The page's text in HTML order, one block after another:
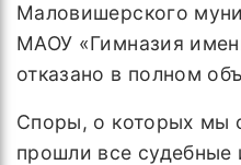
Маловишерского
МАОУ «Гимназия
отказано в полном
Споры, о которых мы
прошли все судебные